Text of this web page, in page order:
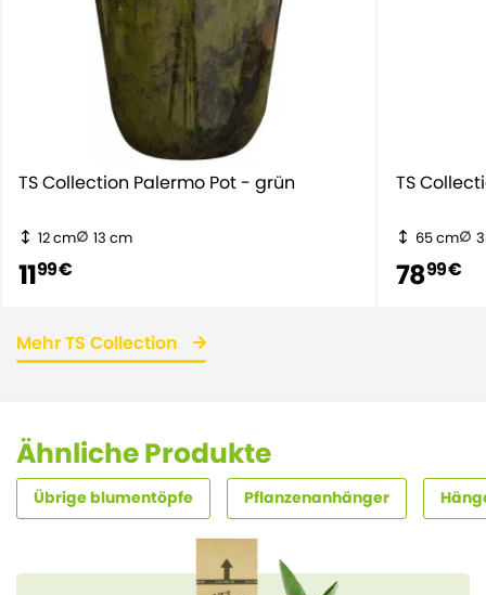
TS Collection Palermo Pot - grün
12 cm 13 cm
1199 €
TS
65 cm
7899 €
Mehr TS Collection
Ähnliche Produkte
Übrige blumentöpfe Pflanzenanhänger